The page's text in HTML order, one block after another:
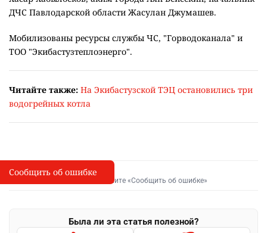
ДЧС Павлодарской области Жасулан Джумашев.
Мобилизованы ресурсы службы ЧС, "Горводоканала" и
ТОО "Экибастузтеплоэнерго".
Читайте также: На Экибастузской ТЭЦ остановились три
водогрейных котла
I
Сообщить об опечатке
Выделите фрагмент и нажмите «Сообщить об ошибке»
Была ли эта статья полезной?
Сообщить об ошибке